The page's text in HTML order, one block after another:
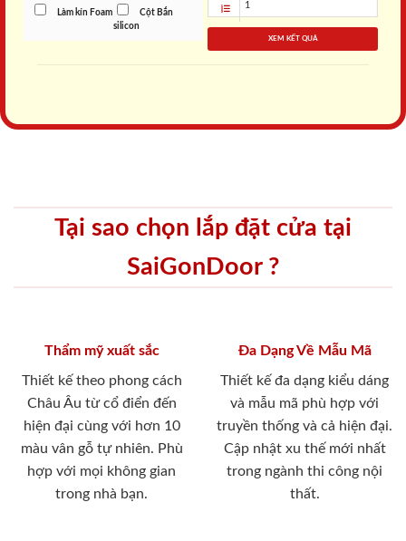
Làm kín Foam
Cột Bắn
silicon
XEM KẾT QUẢ
Tại sao chọn lắp đặt cửa tại
SaiGonDoor ?
Thẩm mỹ xuất sắc
Thiết kế theo phong cách
Châu Âu từ cổ điển đến
hiện đại cùng với hơn 10
màu vân gỗ tự nhiên. Phù
hợp với mọi không gian
trong nhà bạn.
Đa Dạng Về Mẫu Mã
Thiết kế đa dạng kiểu dáng
và mẫu mã phù hợp với
truyền thống và cả hiện đại.
Cập nhật xu thế mới nhất
trong ngành thi công nội
thất.